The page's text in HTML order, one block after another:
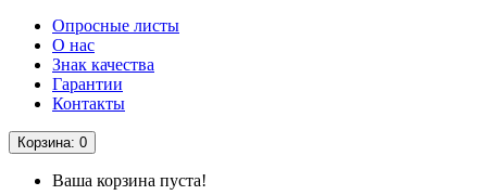
Опросные листы
О нас
Знак качества
Гарантии
Контакты
Корзина: 0
Ваша корзина пуста!